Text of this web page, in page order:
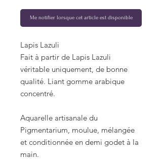
Me notifier lorsque cet article est disponible
Lapis Lazuli
Fait à partir de Lapis Lazuli
véritable uniquement, de bonne
qualité. Liant gomme arabique
concentré.
Aquarelle artisanale du
Pigmentarium, moulue, mélangée
et conditionnée en demi godet à la
main.